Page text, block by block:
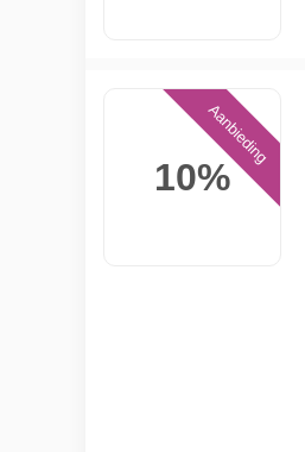
10%
Aanbieding